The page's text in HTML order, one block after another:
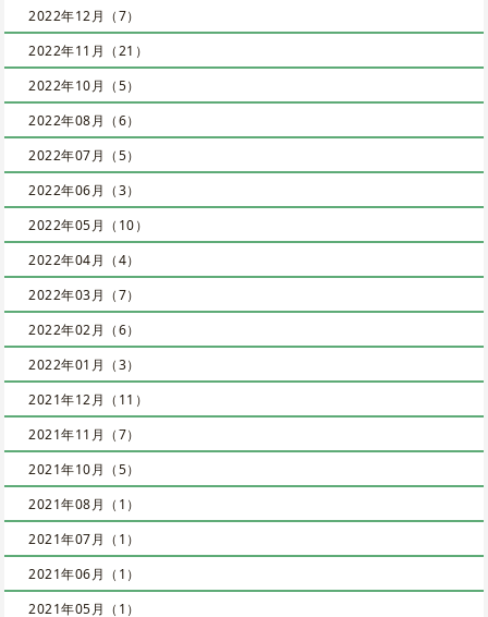
2022年12月（7）
2022年11月（21）
2022年10月（5）
2022年08月（6）
2022年07月（5）
2022年06月（3）
2022年05月（10）
2022年04月（4）
2022年03月（7）
2022年02月（6）
2022年01月（3）
2021年12月（11）
2021年11月（7）
2021年10月（5）
2021年08月（1）
2021年07月（1）
2021年06月（1）
2021年05月（1）